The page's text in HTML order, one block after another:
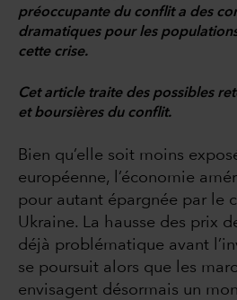
préoccupante du conflit a des
dramatiques pour les
cette crise.
Cet article traite des possibles
et boursières du conflit.
Bien qu’elle soit moins
européenne, l’économie
pour autant épargnée par le
Ukraine. La hausse des prix
déjà problématique avant
se poursuit alors que les
envisagent désormais un